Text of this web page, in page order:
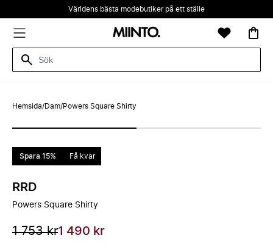
Världens bästa modebutiker på ett ställe
Hemsida/Dam/Powers Square Shirty
Spara 15% Få kvar
RRD
Powers Square Shirty
1 753 kr1 490 kr